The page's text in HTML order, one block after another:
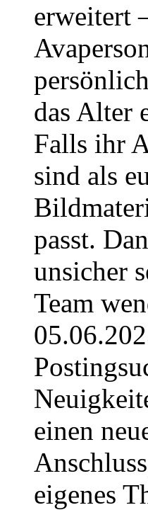
erweitert
das Alter
Falls ihr
sind als
passt.
unsicher
Team
einen
eigenes